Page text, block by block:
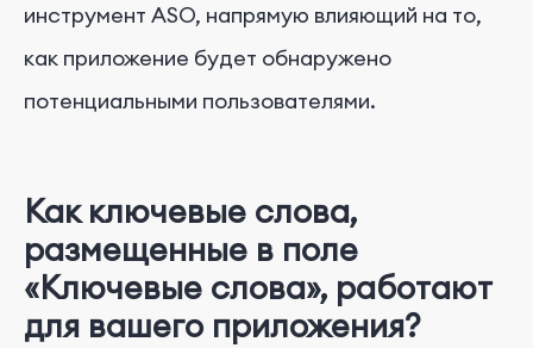
инструмент ASO, напрямую влияющий на то,
как приложение будет обнаружено
потенциальными пользователями.
Как ключевые слова,
размещенные в поле
«Ключевые слова», работают
для вашего приложения?